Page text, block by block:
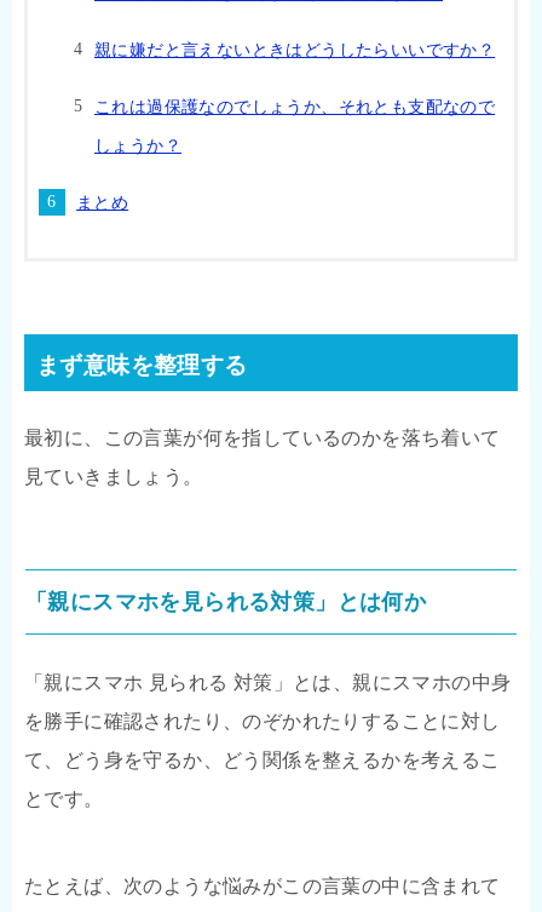
親に嫌だと言えないときはどうしたらいいですか？
これは過保護なのでしょうか、それとも支配なので
しょうか？
まとめ
まず意味を整理する
最初に、この言葉が何を指しているのかを落ち着いて
見ていきましょう。
「親にスマホを見られる対策」とは何か
「親にスマホ 見られる 対策」とは、親にスマホの中身
を勝手に確認されたり、のぞかれたりすることに対し
て、どう身を守るか、どう関係を整えるかを考えるこ
とです。
たとえば、次のような悩みがこの言葉の中に含まれて